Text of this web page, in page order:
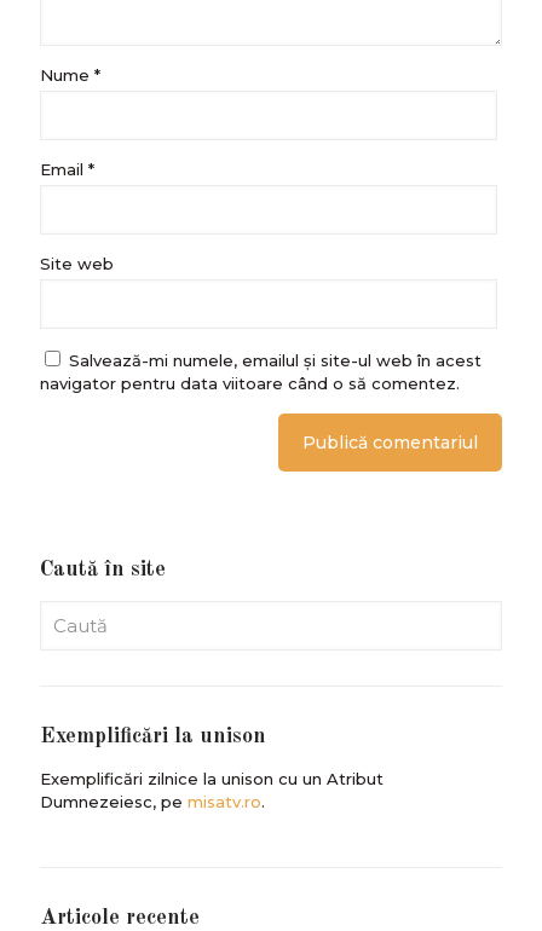
Nume *
Email *
Site web
Salvează-mi numele, emailul și site-ul web în acest
navigator pentru data viitoare când o să comentez.
Caută în site
Exemplificări la unison
Exemplificări zilnice la unison cu un Atribut
Dumnezeiesc, pe misatv.ro.
Articole recente